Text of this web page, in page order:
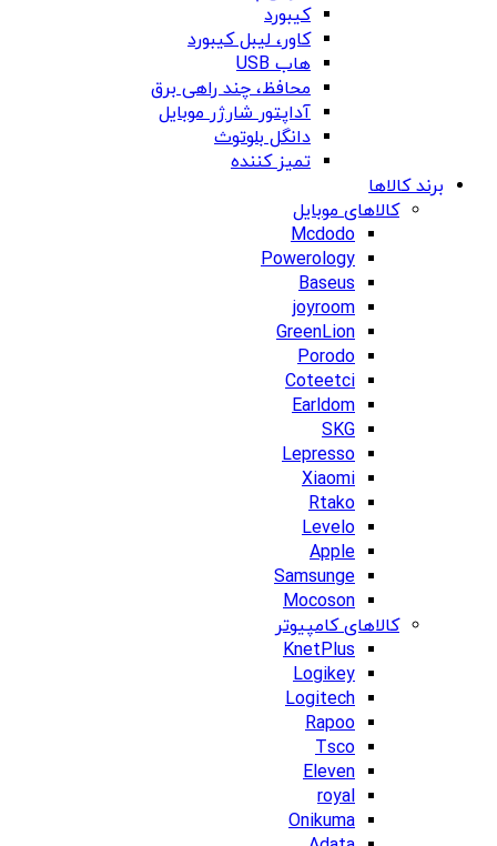
کیبورد
کاور، لیبل کیبورد
هاب USB
محافظ، چند راهی برق
آداپتور شارژر موبایل
دانگل بلوتوث
تمیز کننده
برند کالاها
کالاهای موبایل
Mcdodo
Powerology
Baseus
joyroom
GreenLion
Porodo
Coteetci
Earldom
SKG
Lepresso
Xiaomi
Rtako
Levelo
Apple
Samsunge
Mocoson
کالاهای کامپیوتر
KnetPlus
Logikey
Logitech
Rapoo
Tsco
Eleven
royal
Onikuma